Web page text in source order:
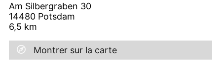
Am Silbergraben 30
14480 Potsdam
6,5 km
Montrer sur la carte